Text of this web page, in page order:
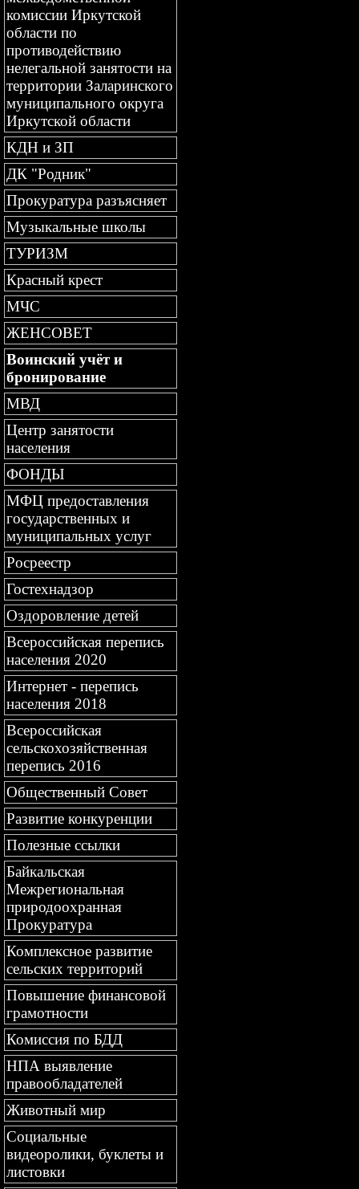
комиссии Иркутской
области по
противодействию
нелегальной занятости на
территории Заларинского
муниципального округа
Иркутской области
КДН и ЗП
ДК "Родник"
Прокуратура разъясняет
Музыкальные школы
ТУРИЗМ
Красный крест
МЧС
ЖЕНСОВЕТ
Воинский учёт и
бронирование
МВД
Центр занятости
населения
ФОНДЫ
МФЦ предоставления
государственных и
муниципальных услуг
Росреестр
Гостехнадзор
Оздоровление детей
Всероссийская перепись
населения 2020
Интернет - перепись
населения 2018
Всероссийская
сельскохозяйственная
перепись 2016
Общественный Совет
Развитие конкуренции
Полезные ссылки
Байкальская
Межрегиональная
природоохранная
Прокуратура
Комплексное развитие
сельских территорий
Повышение финансовой
грамотности
Комиссия по БДД
НПА выявление
правообладателей
Животный мир
Социальные
видеоролики, буклеты и
листовки